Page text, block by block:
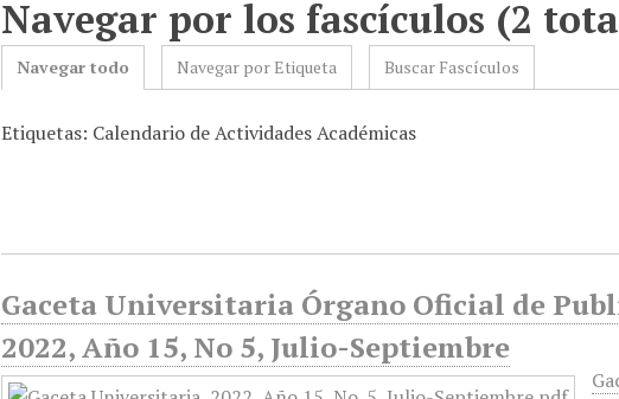
Navegar por los fascículos (2
Navegar todo Navegar por Etiqueta Buscar Fascículos
Etiquetas: Calendario de Actividades Académicas
Gaceta Universitaria Órgano Oficial de
2022, Año 15, No 5, Julio-Septiembre